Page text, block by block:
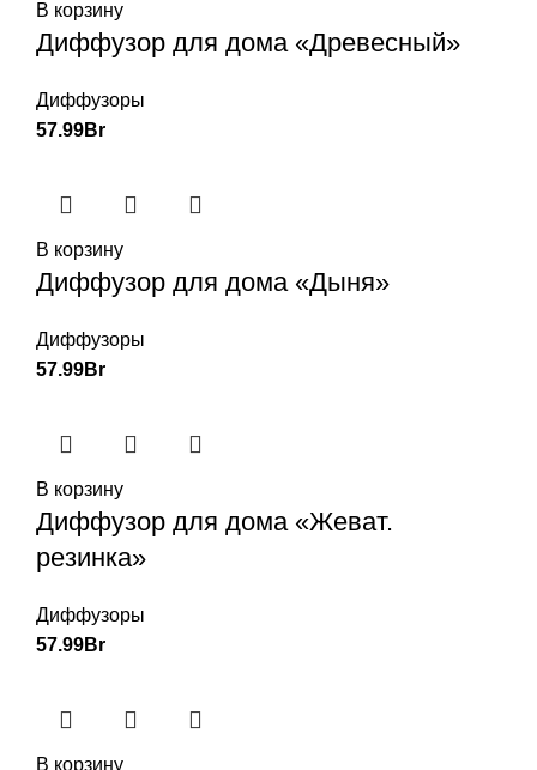
В корзину
Диффузор для дома «Древесный»
Диффузоры
57.99Br
В корзину
Диффузор для дома «Дыня»
Диффузоры
57.99Br
В корзину
Диффузор для дома «Жеват.
резинка»
Диффузоры
57.99Br
В корзину